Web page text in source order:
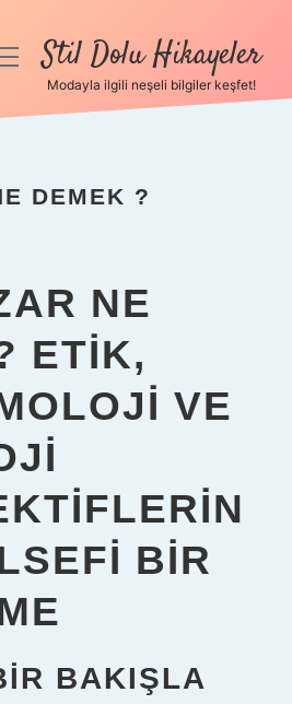
Stil Dolu Hikayeler
Modayla ilgili neşeli bilgiler keşfet!
DEMEK ?
NE
ETIK,
VE
BIR
BAKIŞLA